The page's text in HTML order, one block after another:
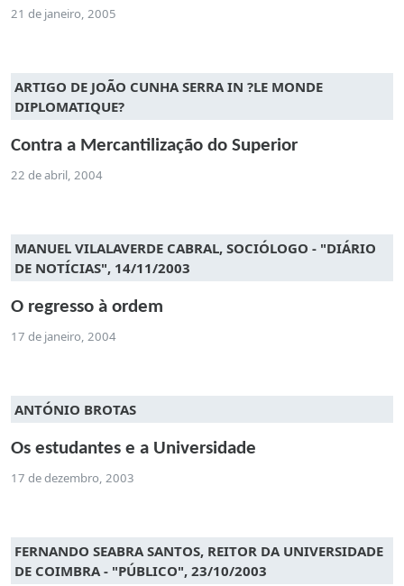
21 de janeiro, 2005
ARTIGO DE JOÃO CUNHA SERRA IN ?LE MONDE
DIPLOMATIQUE?
Contra a Mercantilização do Superior
22 de abril, 2004
MANUEL VILALAVERDE CABRAL, SOCIÓLOGO - "DIÁRIO
DE NOTÍCIAS", 14/11/2003
O regresso à ordem
17 de janeiro, 2004
ANTÓNIO BROTAS
Os estudantes e a Universidade
17 de dezembro, 2003
FERNANDO SEABRA SANTOS, REITOR DA UNIVERSIDADE
DE COIMBRA - "PÚBLICO", 23/10/2003